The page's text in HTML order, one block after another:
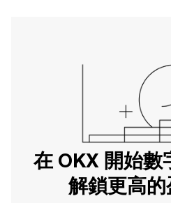
在 OKX 開始數
解鎖更高的